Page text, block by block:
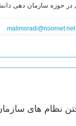
در حوزه سازمان دهی
malimoradi@noornet.net
نظام های